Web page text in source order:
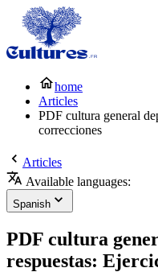
home
Articles
PDF cultura general
correcciones
Articles
Available languages:
Spanish
PDF cultura
respuestas: